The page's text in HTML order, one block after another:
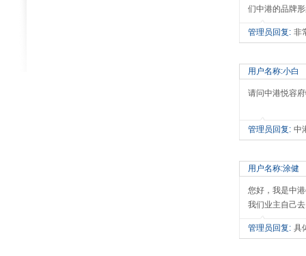
们中港的品牌
管理员回复: 非
用户名称:小白
请问中港悦容
管理员回复: 中
用户名称:涂健
您好，我是中
我们业主自己
管理员回复: 具